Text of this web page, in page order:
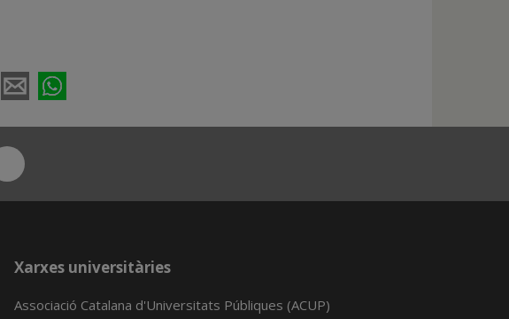
Bluesky
Xarxes universitàries
Associació Catalana d'Universitats Públiques (ACUP)